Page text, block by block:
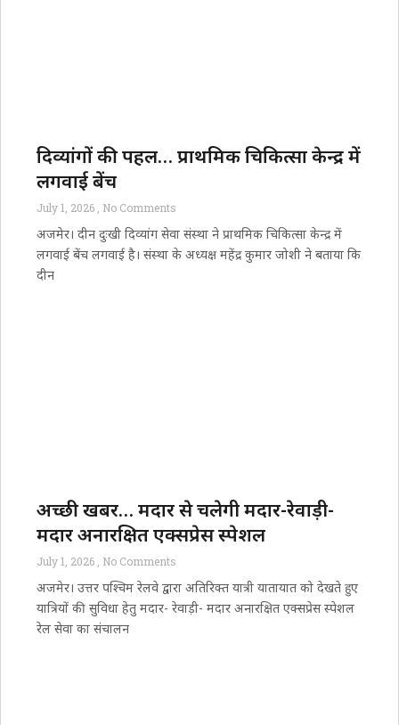
दिव्यांगों की पहल… प्राथमिक चिकित्सा केन्द्र में
लगवाई बेंच
July 1, 2026 No Comments
अजमेर। दीन दुःखी दिव्यांग सेवा संस्था ने प्राथमिक चिकित्सा केन्द्र में
लगवाई बेंच लगवाई है। संस्था के अध्यक्ष महेंद्र कुमार जोशी ने बताया कि
दीन
अच्छी खबर… मदार से चलेगी मदार-रेवाड़ी-
मदार अनारक्षित एक्सप्रेस स्पेशल
July 1, 2026 No Comments
अजमेर। उत्तर पश्चिम रेलवे द्वारा अतिरिक्त यात्री यातायात को देखते हुए
यात्रियों की सुविधा हेतु मदार- रेवाड़ी- मदार अनारक्षित एक्सप्रेस स्पेशल
रेल सेवा का संचालन